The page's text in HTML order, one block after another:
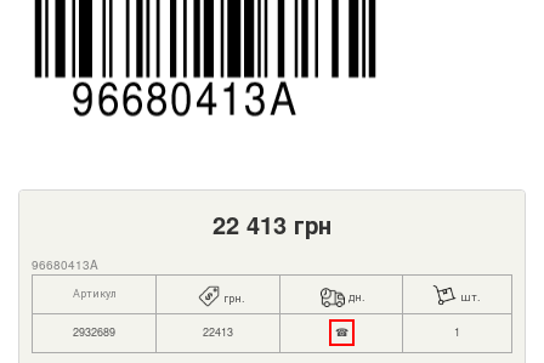
22 413 грн
96680413A
Артикул грн. дн. шт.
2932689 22413 ☎ 1